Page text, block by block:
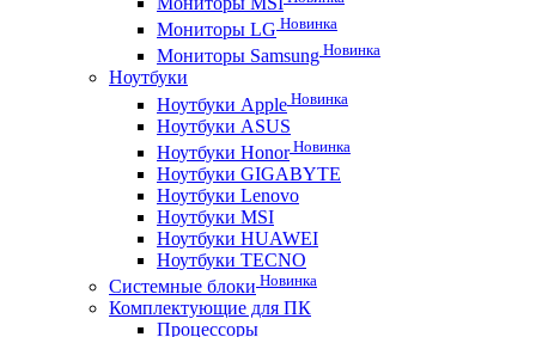
Мониторы LG Новинка
Мониторы Samsung Новинка
Ноутбуки
Ноутбуки Apple Новинка
Ноутбуки ASUS
Ноутбуки HonorНовинка
Ноутбуки GIGABYTE
Ноутбуки Lenovo
Ноутбуки MSI
Ноутбуки HUAWEI
Ноутбуки TECNO
Системные блоки Новинка
Комплектующие для ПК
Процессоры